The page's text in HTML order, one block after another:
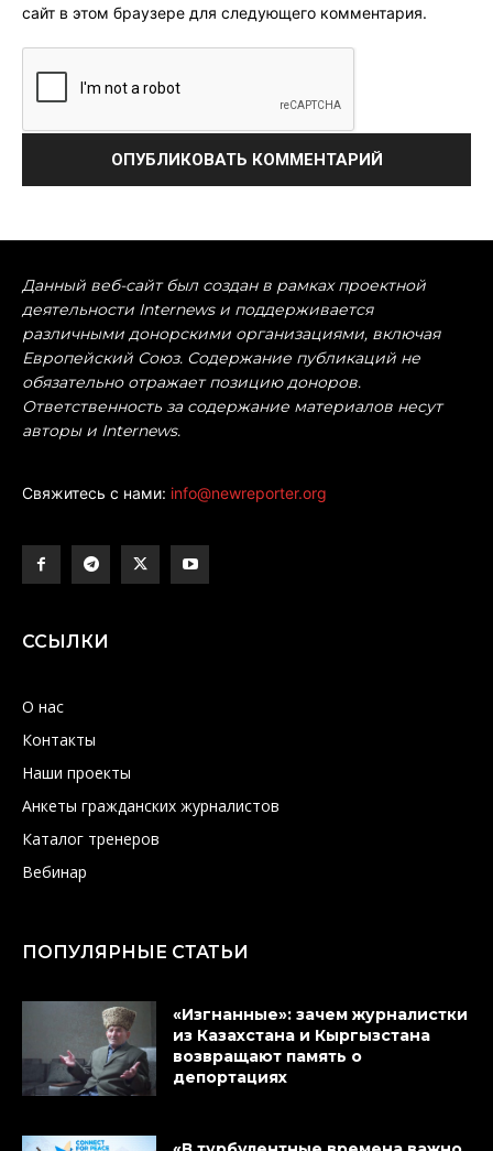
сайт в этом браузере для следующего комментария.
Данный веб-сайт был создан в рамках проектной
деятельности Internews и поддерживается
различными донорскими организациями, включая
Европейский Союз. Содержание публикаций не
обязательно отражает позицию доноров.
Ответственность за содержание материалов несут
авторы и Internews.
Свяжитесь с нами: info@newreporter.org
ССЫЛКИ
О нас
Контакты
Наши проекты
Анкеты гражданских журналистов
Каталог тренеров
Вебинар
ПОПУЛЯРНЫЕ СТАТЬИ
«Изгнанные»: зачем журналистки
из Казахстана и Кыргызстана
возвращают память о
депортациях